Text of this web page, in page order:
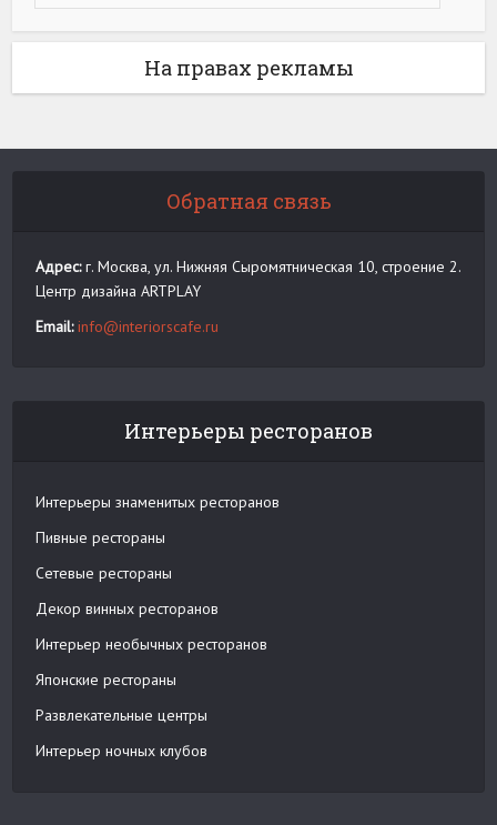
На правах рекламы
Обратная связь
Адрес:г. Москва, ул. Нижняя Сыромятническая 10, строение 2.
Центр дизайна ARTPLAY
Email: info@interiorscafe.ru
Интерьеры ресторанов
Интерьеры знаменитых ресторанов
Пивные рестораны
Сетевые рестораны
Декор винных ресторанов
Интерьер необычных ресторанов
Японские рестораны
Развлекательные центры
Интерьер ночных клубов